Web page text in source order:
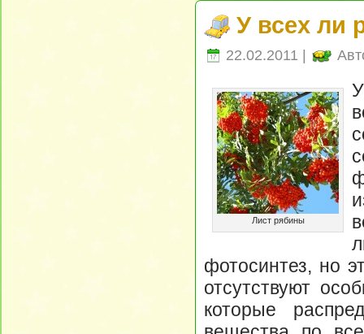
У всех ли
22.02.2011 |
Лист рябины
фотосинтез, но
отсутствуют
которые